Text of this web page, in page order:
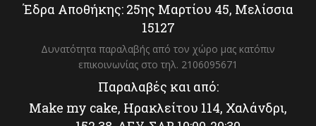
Έδρα Αποθήκης: 25ης Μαρτίου 45, Μελίσσια
15127
Δυνατότητα παραλαβής από τον χώρο μας κατόπιν
επικοινωνίας στο τηλ. 2106095671
Παραλαβές και από:
Make my cake, Ηρακλείτου 114, Χαλάνδρι,